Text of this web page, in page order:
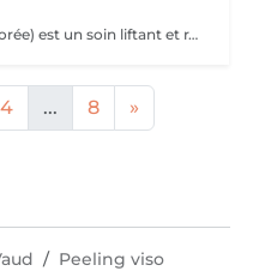
Ce peeling de chez Theraderm (Corée) est un soin liftant et rajeunissant. Il est conçu pour offrir un effet lifting immédiat et durable tout en rajeunissant la peau. Grâce à la technologie brevetée Kudzu-Thera, riche en isoflavones d'origine naturelle, il stimule la production de collagène et améliore l'élasticité de la peau. Bienfaits principaux: -effet tenseur visible dès la première séance -stimulation du collagène -réduction des ridules -teint lumineux -convient aux peaux sensibles Peut être fait en cure de 3 à 5 séances, espacée de 1 mois. Ce soin suivi d'un Deep Shoot AA peut avoir un effet encore plus optimal. Avant le traitement il est préférable d'éviter l'exposition au soleil, d'autres peeling, et le rétinol. Après le traitement, pas de sport, sauna et exposition au soleil, eau chaude. Après quelques jours il se peut qu'une légère desquamation apparaisse (ne pas gratter ou peler), pas d'épilation. Bien hydrater et appliquer un SPF 30.
4 ... 8 »
Peeling viso